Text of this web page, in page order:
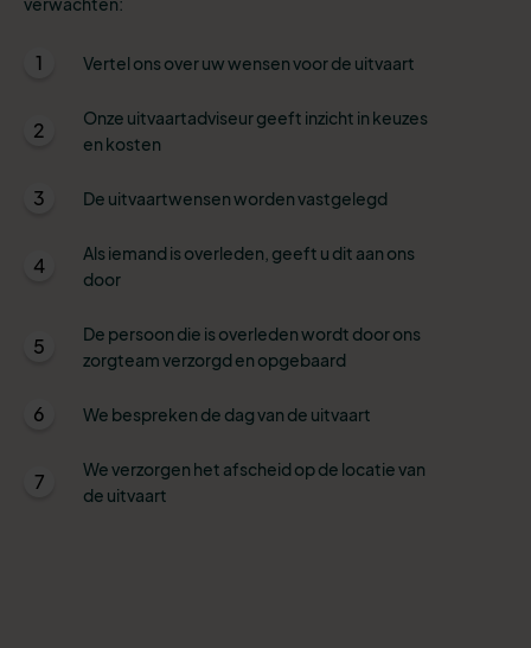
1 Vertel ons over uw wensen voor de uitvaart
2
Onze uitvaartadviseur geeft inzicht in keuzes
en kosten
3 De uitvaartwensen worden vastgelegd
4
Als iemand is overleden, geeft u dit aan ons
door
5
De persoon die is overleden wordt door ons
zorgteam verzorgd en opgebaard
6 We bespreken de dag van de uitvaart
7
We verzorgen het afscheid op de locatie van
de uitvaart